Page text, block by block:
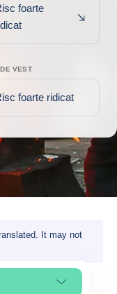
foarte
VEST
foarte ridicat
It may not